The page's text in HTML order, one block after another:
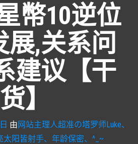
幣10逆位
展,关系问
建议【干
货】
由网站主理人超准の塔罗师Luke、
太阳皆射手、年龄保密、^_~